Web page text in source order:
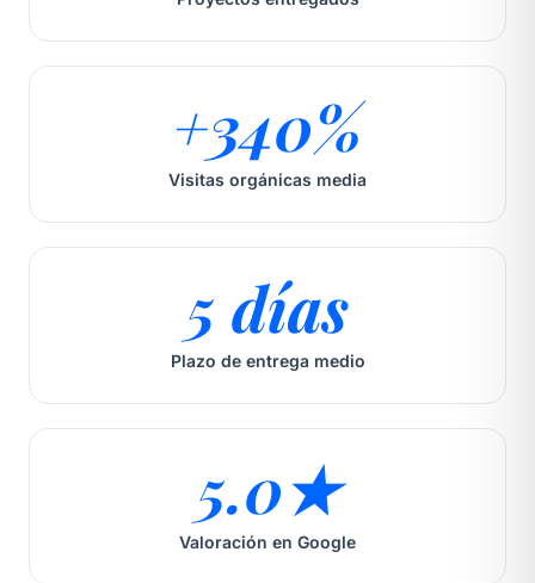
+340%
Visitas orgánicas media
5 días
Plazo de entrega medio
5.0★
Valoración en Google